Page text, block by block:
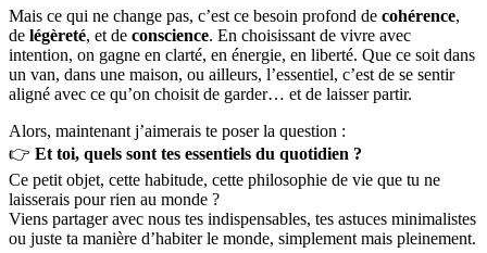
Mais ce qui ne change pas, c’est ce besoin profond de cohérence,
de légèreté, et de conscience. En choisissant de vivre avec
intention, on gagne en clarté, en énergie, en liberté. Que ce soit dans
un van, dans une maison, ou ailleurs, l’essentiel, c’est de se sentir
aligné avec ce qu’on choisit de garder… et de laisser partir.
Alors, maintenant j’aimerais te poser la question :
👉 Et toi, quels sont tes essentiels du quotidien ?
Ce petit objet, cette habitude, cette philosophie de vie que tu ne
laisserais pour rien au monde ?
Viens partager avec nous tes indispensables, tes astuces minimalistes
ou juste ta manière d’habiter le monde, simplement mais pleinement.